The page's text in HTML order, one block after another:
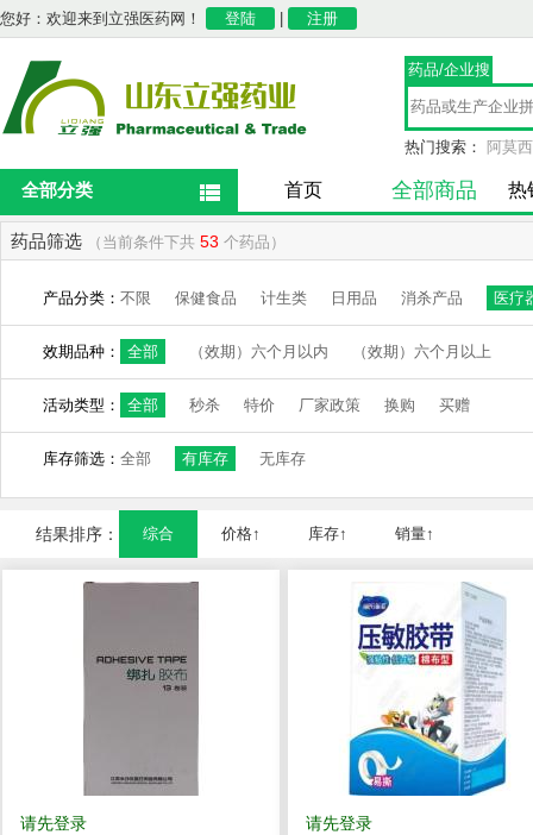
您好：欢迎来到立强医药网！ 登陆 注册
药品/企业搜
索
热门搜索： 阿莫
全部分类 首页 全部商品 热
药品筛选 （当前条件下共 53 个药品）
产品分类： 不限 保健食品 计生类 日用品 消杀产品 医疗
效期品种： 全部 （效期）六个月以内 （效期）六个月以上
活动类型： 全部 秒杀 特价 厂家政策 换购 买赠
库存筛选： 全部 有库存 无库存
结果排序： 综合 价格↑ 库存↑ 销量↑
请先登录
请先登录